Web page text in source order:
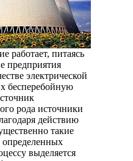
работает, питаясь
предприятия
электрической
бесперебойную
рода источники
действию
такие
выделяется